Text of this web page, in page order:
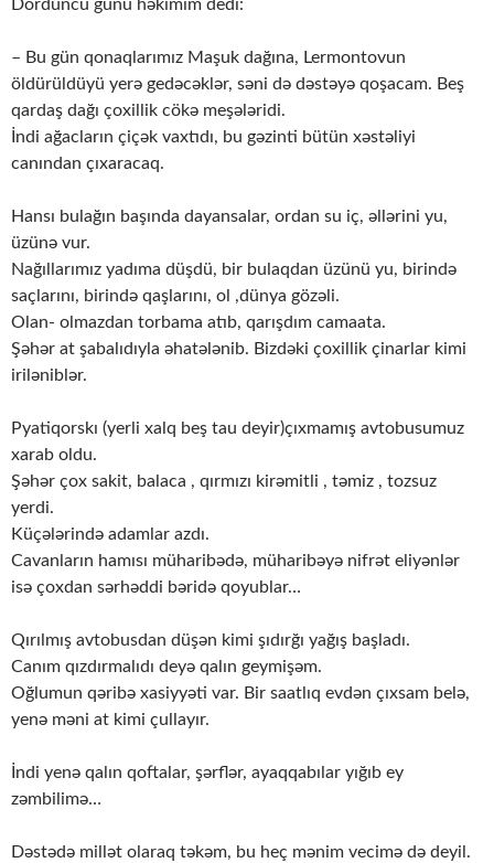
Dördüncü günü həkimim dedi:
– Bu gün qonaqlarımız Maşuk dağına, Lermontovun
öldürüldüyü yerə gedəcəklər, səni də dəstəyə qoşacam. Beş
qardaş dağı çoxillik cökə meşələridi.
İndi ağacların çiçək vaxtıdı, bu gəzinti bütün xəstəliyi
canından çıxaracaq.
Hansı bulağın başında dayansalar, ordan su iç, əllərini yu,
üzünə vur.
Nağıllarımız yadıma düşdü, bir bulaqdan üzünü yu, birində
saçlarını, birində qaşlarını, ol ,dünya gözəli.
Olan- olmazdan torbama atıb, qarışdım camaata.
Şəhər at şabalıdıyla əhatələnib. Bizdəki çoxillik çinarlar kimi
iriləniblər.
Pyatiqorskı (yerli xalq beş tau deyir)çıxmamış avtobusumuz
xarab oldu.
Şəhər çox sakit, balaca , qırmızı kirəmitli , təmiz , tozsuz
yerdi.
Küçələrində adamlar azdı.
Cavanların hamısı müharibədə, müharibəyə nifrət eliyənlər
isə çoxdan sərhəddi bəridə qoyublar…
Qırılmış avtobusdan düşən kimi şıdırğı yağış başladı.
Canım qızdırmalıdı deyə qalın geymişəm.
Oğlumun qəribə xasiyyəti var. Bir saatlıq evdən çıxsam belə,
yenə məni at kimi çullayır.
İndi yenə qalın qoftalar, şərflər, ayaqqabılar yığıb ey
zəmbilimə…
Dəstədə millət olaraq təkəm, bu heç mənim vecimə də deyil.